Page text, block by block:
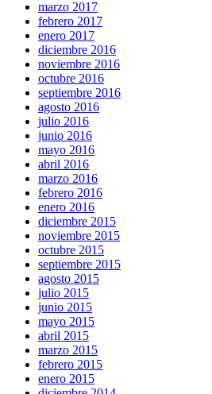
marzo 2017
febrero 2017
enero 2017
diciembre 2016
noviembre 2016
octubre 2016
septiembre 2016
agosto 2016
julio 2016
junio 2016
mayo 2016
abril 2016
marzo 2016
febrero 2016
enero 2016
diciembre 2015
noviembre 2015
octubre 2015
septiembre 2015
agosto 2015
julio 2015
junio 2015
mayo 2015
abril 2015
marzo 2015
febrero 2015
enero 2015